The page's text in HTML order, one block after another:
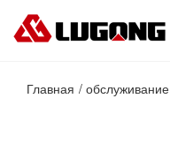
Главная обслуживание